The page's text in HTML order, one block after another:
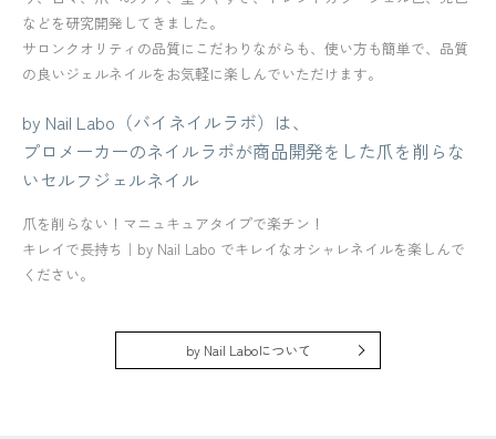
などを研究開発してきました。
サロンクオリティの品質にこだわりながらも、使い方も簡単で、品質
の良いジェルネイルをお気軽に楽しんでいただけます。
by Nail Labo（バイネイルラボ）は、
プロメーカーのネイルラボが商品開発をした爪を削らな
いセルフジェルネイル
爪を削らない！マニュキュアタイプで楽チン！
キレイで長持ち｜by Nail Labo でキレイなオシャレネイルを楽しんで
ください。
by Nail Laboについて